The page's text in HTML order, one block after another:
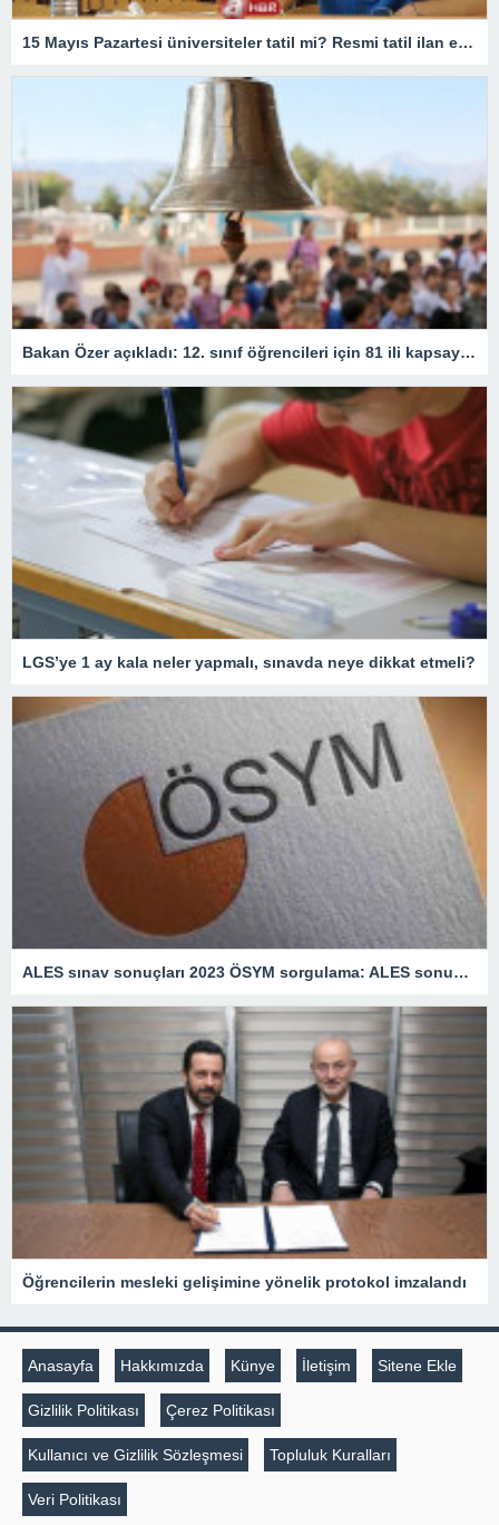
15 Mayıs Pazartesi üniversiteler tatil mi? Resmi tatil ilan edildi mi? Lisans, ön lisans, doktora, yüksek lisans…
Bakan Özer açıkladı: 12. sınıf öğrencileri için 81 ili kapsayan devamsızlık kararı
LGS’ye 1 ay kala neler yapmalı, sınavda neye dikkat etmeli?
ALES sınav sonuçları 2023 ÖSYM sorgulama: ALES sonuçları ne zaman açıklanacak?
Öğrencilerin mesleki gelişimine yönelik protokol imzalandı
Anasayfa Hakkımızda Künye İletişim Sitene Ekle
Gizlilik Politikası Çerez Politikası
Kullanıcı ve Gizlilik Sözleşmesi Topluluk Kuralları
Veri Politikası